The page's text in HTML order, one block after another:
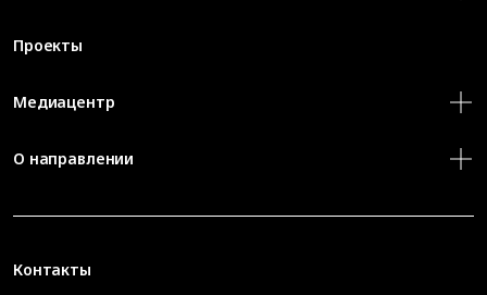
Контакты
Проекты
Медиацентр
О направлении